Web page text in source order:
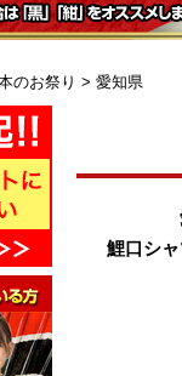
のお祭り 愛知県
鯉口シ